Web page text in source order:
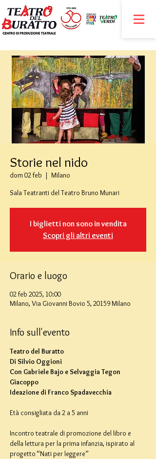
Storie nel nido
dom 02 feb
  |
Milano
Sala Teatranti del Teatro Bruno Munari
I biglietti non sono in vendita
Scopri gli altri eventi
Orario e luogo
02 feb 2025, 10:00
Milano, Via Giovanni Bovio 5, 20159 Milano
Info sull'evento
Teatro del Buratto
Di Silvio Oggioni
Con Gabriele Bajo e Selvaggia Tegon
Giacoppo
Ideazione di Franco Spadavecchia
Età consigliata da 2 a 5 anni
Incontro teatrale di promozione del libro e
della lettura per la prima infanzia, ispirato al
progetto “Nati per leggere”